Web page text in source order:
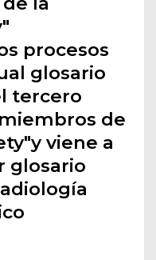
procesos
glosario
tercero
de
viene a
glosario